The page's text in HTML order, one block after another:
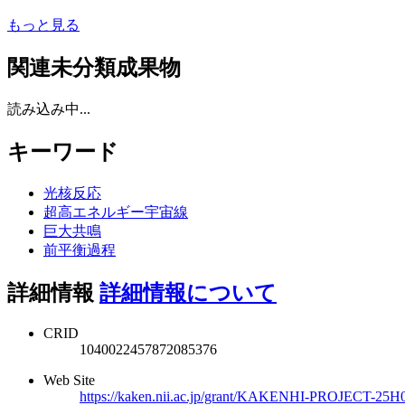
もっと見る
関連未分類成果物
読み込み中...
キーワード
光核反応
超高エネルギー宇宙線
巨大共鳴
前平衡過程
詳細情報 詳細情報について
CRID
1040022457872085376
Web Site
https://kaken.nii.ac.jp/grant/KAKENHI-PROJECT-